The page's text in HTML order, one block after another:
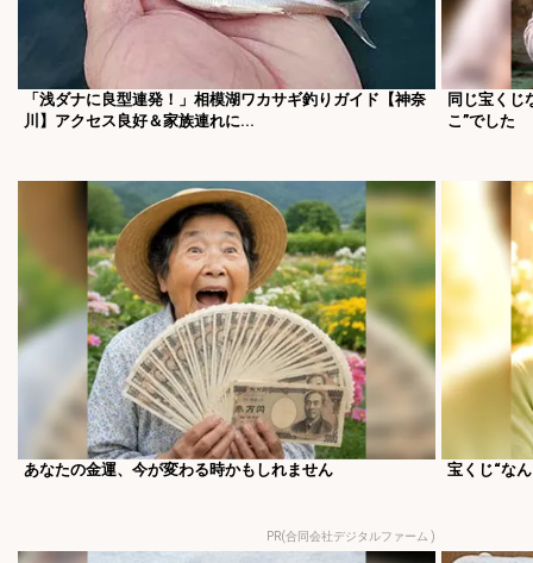
「浅ダナに良型連発！」相模湖ワカサギ釣りガイド【神奈
川】アクセス良好＆家族連れに...
同じ宝くじ
こ”でした
あなたの金運、今が変わる時かもしれません
PR(合同会社デジタルファーム )
宝くじ“な